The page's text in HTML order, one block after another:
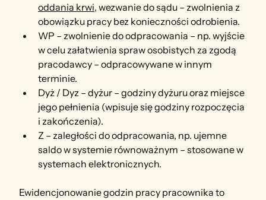
oddania krwi, wezwanie do sądu – zwolnienia z
obowiązku pracy bez konieczności odrobienia.
WP – zwolnienie do odpracowania – np. wyjście
w celu załatwienia spraw osobistych za zgodą
pracodawcy – odpracowywane w innym
terminie.
Dyż / Dyz – dyżur – godziny dyżuru oraz miejsce
jego pełnienia (wpisuje się godziny rozpoczęcia
i zakończenia).
Z – zaległości do odpracowania, np. ujemne
saldo w systemie równoważnym – stosowane w
systemach elektronicznych.
Ewidencjonowanie godzin pracy pracownika to